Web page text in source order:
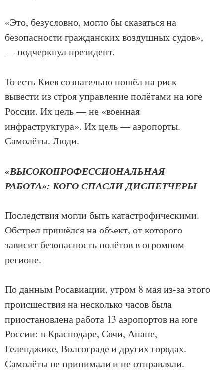
«Это, безусловно, могло бы сказаться на
безопасности гражданских воздушных судов»,
— подчеркнул президент.
То есть Киев сознательно пошёл на риск
вывести из строя управление полётами на юге
России. Их цель — не «военная
инфраструктура». Их цель — аэропорты.
Самолёты. Люди.
«ВЫСОКОПРОФЕССИОНАЛЬНАЯ
РАБОТА»: КОГО СПАСЛИ ДИСПЕТЧЕРЫ
Последствия могли быть катастрофическими.
Обстрел пришёлся на объект, от которого
зависит безопасность полётов в огромном
регионе.
По данным Росавиации, утром 8 мая из-за этого
происшествия на несколько часов была
приостановлена работа 13 аэропортов на юге
России: в Краснодаре, Сочи, Анапе,
Геленджике, Волгограде и других городах.
Самолёты не принимали и не отправляли.